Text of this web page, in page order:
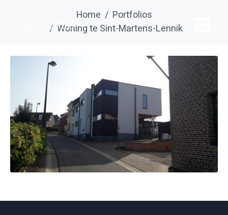
Home
Portfolios
Woning te Sint-Martens-Lennik